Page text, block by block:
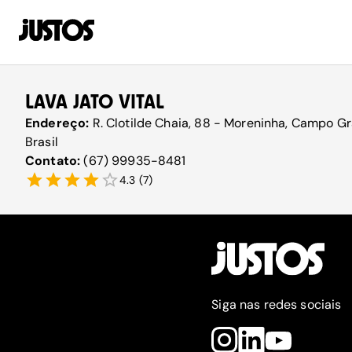
LAVA JATO VITAL
Endereço: R. Clotilde Chaia, 88 - Moreninha, Campo
Brasil
Contato:(67) 99935-8481
4.3 (7)
Siga nas redes sociais